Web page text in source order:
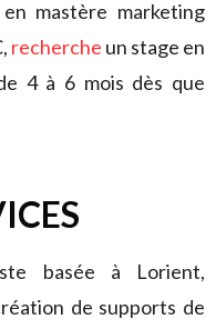
mastère marketing
recherche un stage en
4 à 6 mois dès que
basée à Lorient,
de supports de